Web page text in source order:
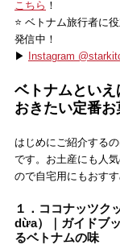
こちら ！
⭐️ ベトナム旅行者に
発信中！
▶
Instagram
ベトナムとい
おきたい定番お
はじめにご紹介する
です。お土産にも人
ので自宅用にもおすす
１．ココナッツク
dừa）｜ガイドブ
るベトナムの味